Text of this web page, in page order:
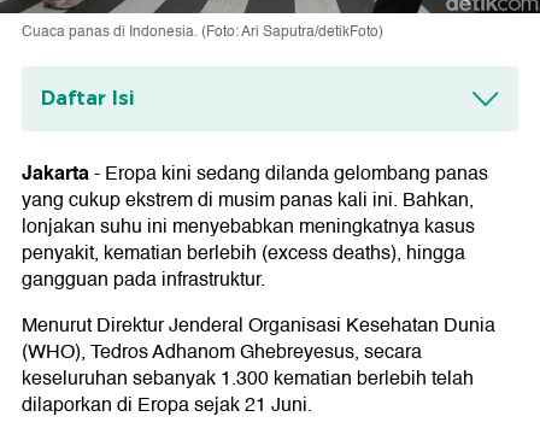
Cuaca panas di Indonesia. (Foto: Ari Saputra/detikFoto)
Daftar Isi
Penyebab Gelombang Panas Eropa
Bagaimana Nasib RI?
Jakarta-Eropa kini sedang dilanda gelombang panas
yang cukup ekstrem di musim panas kali ini. Bahkan,
lonjakan suhu ini menyebabkan meningkatnya kasus
penyakit, kematian berlebih (excess deaths), hingga
gangguan pada infrastruktur.
Menurut Direktur Jenderal Organisasi Kesehatan Dunia
(WHO), Tedros Adhanom Ghebreyesus, secara
keseluruhan sebanyak 1.300 kematian berlebih telah
dilaporkan di Eropa sejak 21 Juni.